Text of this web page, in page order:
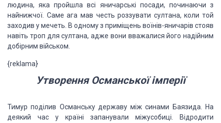
людина, яка пройшла всі яничарські посади, починаючи з
найнижчої. Саме ага мав честь роззувати султана, коли той
заходив у мечеть. В одному з приміщень воїнів-яничарів стояв
навіть троп для султана, адже вони вважалися його надійним
добірним військом.
{reklama}
Утворення Османської імперії
Тимур поділив Османську державу між синами Баязида. На
деякий час у країні запанували міжусобиці. Відродити